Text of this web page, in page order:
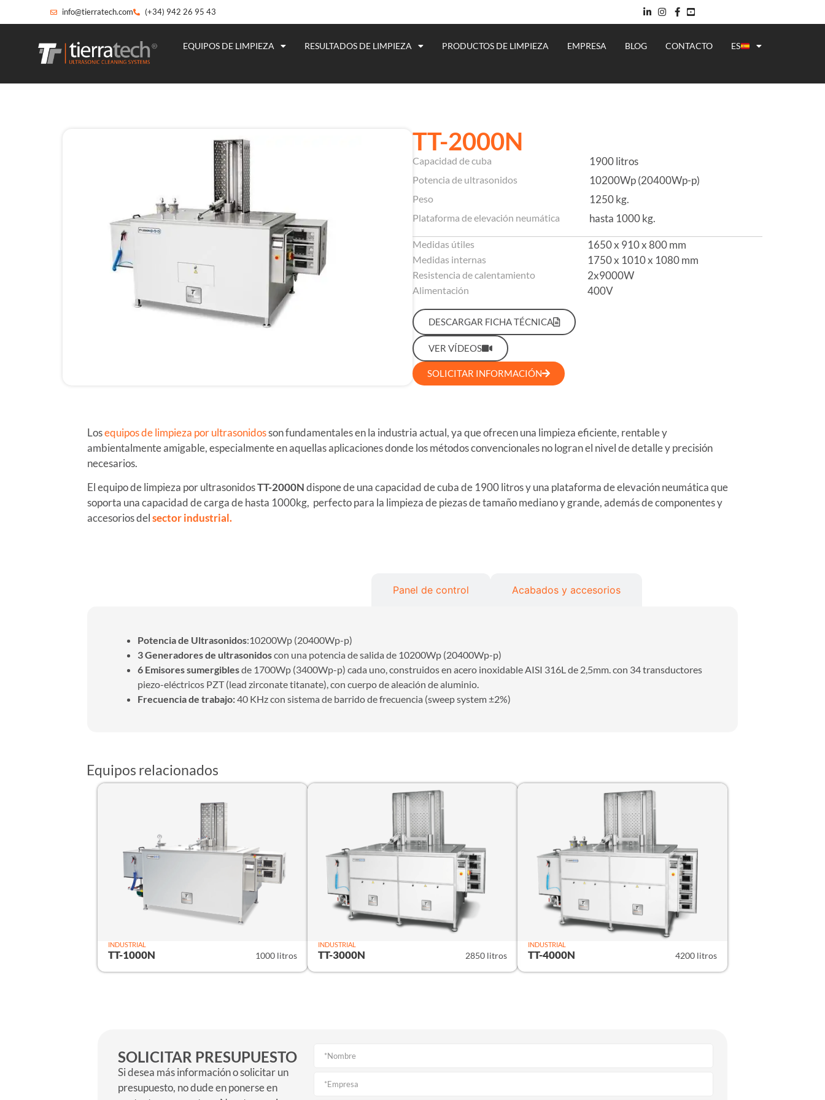
info@tierratech.com (+34) 942 26 95 43
EQUIPOS DE LIMPIEZA RESULTADOS DE LIMPIEZA PRODUCTOS DE LIMPIEZA EMPRESA BLOG CONTACTO ES
TT-2000N​
Capacidad de cuba 1900 litros
Potencia de ultrasonidos 10200Wp (20400Wp-p)
Peso 1250 kg.
Plataforma de elevación neumática hasta 1000 kg.
Medidas útiles 1650 x 910 x 800 mm
Medidas internas 1750 x 1010 x 1080 mm
Resistencia de calentamiento 2x9000W
Alimentación 400V
DESCARGAR FICHA TÉCNICA
VER VÍDEOS
SOLICITAR INFORMACIÓN
Losequipos de limpieza por ultrasonidosson fundamentales en la industria actual, ya que ofrecen una limpieza eficiente, rentable y
ambientalmente amigable, especialmente en aquellas aplicaciones donde los métodos convencionales no logran el nivel de detalle y precisión
necesarios.
El equipo de limpieza por ultrasonidosTT-2000Ndispone de una capacidad de cuba de 1900 litros y una plataforma de elevación neumática que
soporta una capacidad de carga de hasta 1000kg, perfecto para la limpieza de piezas de tamaño mediano y grande, además de componentes y
accesorios delsector industrial.
Panel de control Acabados y accesorios
Potencia de Ultrasonidos:10200Wp (20400Wp-p)
3 Generadores de ultrasonidoscon una potencia de salida de 10200Wp (20400Wp-p)
6 Emisores sumergiblesde 1700Wp (3400Wp-p) cada uno, construidos en acero inoxidable AISI 316L de 2,5mm. con 34 transductores
piezo-eléctricos PZT (lead zirconate titanate), con cuerpo de aleación de aluminio.
Frecuencia de trabajo:40 KHz con sistema de barrido de frecuencia (sweep system ±2%)
Equipos relacionados
INDUSTRIAL
TT-1000N 1000 litros
INDUSTRIAL
TT-3000N 2850 litros
INDUSTRIAL
TT-4000N 4200 litros
SOLICITAR PRESUPUESTO
Si desea más información o solicitar un
presupuesto, no dude en ponerse en